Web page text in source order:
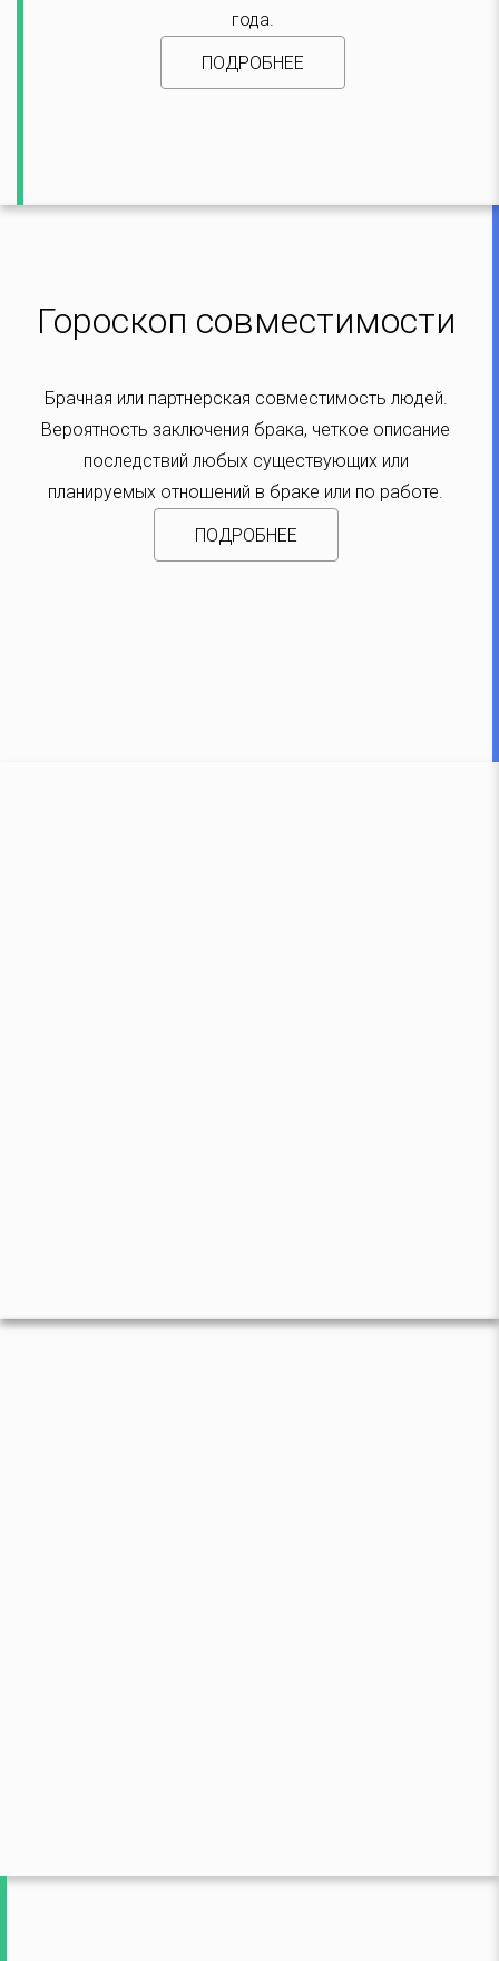
года.
ПОДРОБНЕЕ
Гороскоп совместимости
Брачная или партнерская совместимость людей.
Вероятность заключения брака, четкое описание
последствий любых существующих или
планируемых отношений в браке или по работе.
ПОДРОБНЕЕ